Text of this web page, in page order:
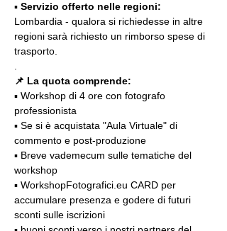
▪️ Servizio offerto nelle regioni:
Lombardia - qualora si richiedesse in altre
regioni sarà richiesto un rimborso spese di
trasporto.
📌 La quota comprende:
▪️ Workshop di 4 ore con fotografo
professionista
▪️ Se si è acquistata "Aula Virtuale" di
commento e post-produzione
▪️ Breve vademecum sulle tematiche del
workshop
▪️ WorkshopFotografici.eu CARD per
accumulare presenza e godere di futuri
sconti sulle iscrizioni